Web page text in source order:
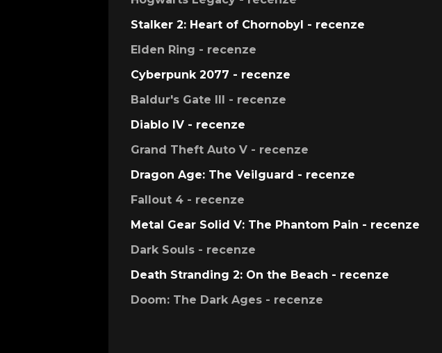
Stalker 2: Heart of Chornobyl - recenze
Elden Ring - recenze
Cyberpunk 2077 - recenze
Baldur's Gate III - recenze
Diablo IV - recenze
Grand Theft Auto V - recenze
Dragon Age: The Veilguard - recenze
Fallout 4 - recenze
Metal Gear Solid V: The Phantom Pain - recenze
Dark Souls - recenze
Death Stranding 2: On the Beach - recenze
Doom: The Dark Ages - recenze